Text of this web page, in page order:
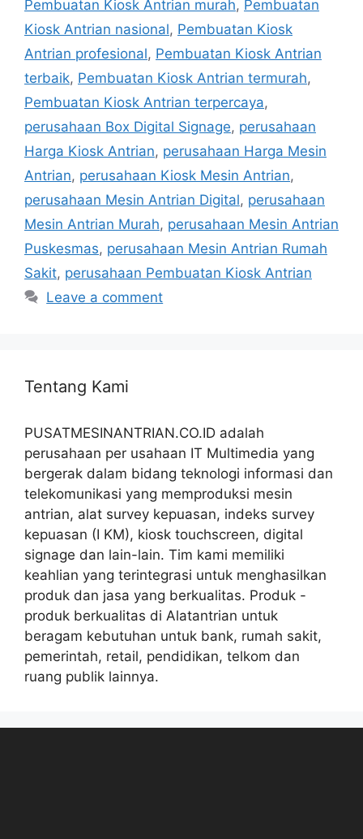
Pembuatan Kiosk Antrian murah, Pembuatan
Kiosk Antrian nasional, Pembuatan Kiosk
Antrian profesional, Pembuatan Kiosk Antrian
terbaik, Pembuatan Kiosk Antrian termurah,
Pembuatan Kiosk Antrian terpercaya,
perusahaan Box Digital Signage, perusahaan
Harga Kiosk Antrian, perusahaan Harga Mesin
Antrian, perusahaan Kiosk Mesin Antrian,
perusahaan Mesin Antrian Digital, perusahaan
Mesin Antrian Murah, perusahaan Mesin Antrian
Puskesmas, perusahaan Mesin Antrian Rumah
Sakit, perusahaan Pembuatan Kiosk Antrian
Leave a comment
Tentang Kami
PUSATMESINANTRIAN.CO.ID adalah
perusahaan per usahaan IT Multimedia yang
bergerak dalam bidang teknologi informasi dan
telekomunikasi yang memproduksi mesin
antrian, alat survey kepuasan, indeks survey
kepuasan (I KM), kiosk touchscreen, digital
signage dan lain-lain. Tim kami memiliki
keahlian yang terintegrasi untuk menghasilkan
produk dan jasa yang berkualitas. Produk -
produk berkualitas di Alatantrian untuk
beragam kebutuhan untuk bank, rumah sakit,
pemerintah, retail, pendidikan, telkom dan
ruang publik lainnya.